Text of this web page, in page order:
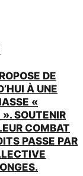
DE
À UNE
«
SOUTENIR
COMBAT
PASSE PAR